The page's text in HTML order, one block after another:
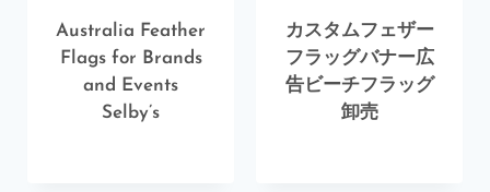
Australia Feather
Flags for Brands
and Events
Selby’s
カスタムフェザー
フラッグバナー広
告ビーチフラッグ
卸売